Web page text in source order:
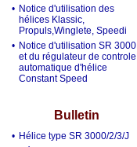
• Notice d'utilisation des
hélices Klassic,
Propuls,Winglete, Speedi
• Notice d'utilisation SR 3000
et du régulateur de controle
automatique d'hélice
Constant Speed
Bulletin
• Hélice type SR 3000/2/3/J